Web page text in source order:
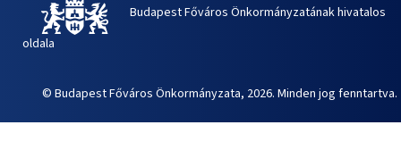
Budapest Főváros Önkormányzatának hivatalos
oldala
© Budapest Főváros Önkormányzata, 2026. Minden jog fenntartva.